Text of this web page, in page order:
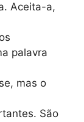
Aceita-a,
palavra
mas o
São